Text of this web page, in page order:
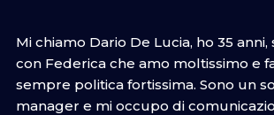
Mi chiamo Dario De Lucia, ho 35
con Federica che amo moltissimo e
sempre politica fortissima. Sono un
manager e mi occupo di